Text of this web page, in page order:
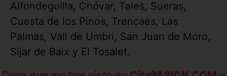
Alfondeguilla, Chóvar, Tales, Sueras,
Cuesta de los Pinos, Trencaes, Las
Palmas, Vall de Umbri, San Juan de Moro,
Sijar de Baix y El Tosalet.